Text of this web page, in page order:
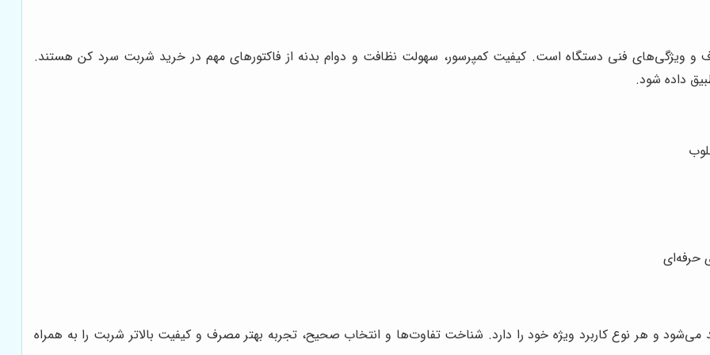
ویژگی‌های فنی دستگاه است. کیفیت کمپرسور، سهولت نظافت و دوام بدنه از فاکتورهای مهم در خرید شربت سرد کن هستند.
داده شود.
حرفه‌ای
و هر نوع کاربرد ویژه خود را دارد. شناخت تفاوت‌ها و انتخاب صحیح، تجربه بهتر مصرف و کیفیت بالاتر شربت را به همراه